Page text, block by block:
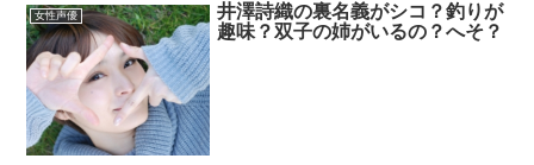
女性声優
井澤詩織の裏名義がシコ？釣りが
趣味？双子の姉がいるの？へそ？